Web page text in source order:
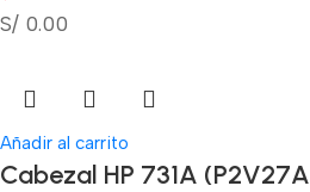
S/ 0.00
Añadir al carrito
Cabezal HP 731A